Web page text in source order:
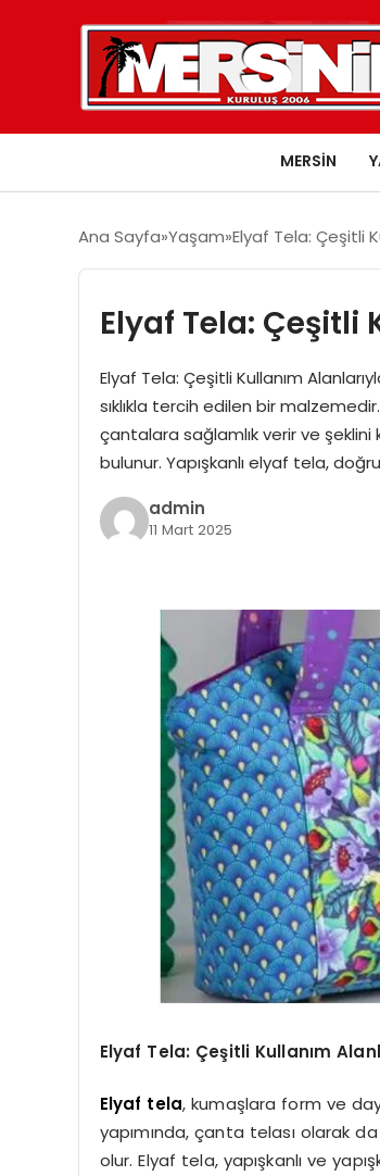
MERSIN
Ana Sayfa Yaşam Elyaf Tela: Çeşitli
Elyaf Tela: Çeşitli
Elyaf Tela: Çeşitli Kullanım
sıklıkla tercih edilen bir
çantalara sağlamlık verir ve şeklini
bulunur. Yapışkanlı elyaf tela,
admin
11 Mart 2025
Elyaf Tela: Çeşitli Kullanım
Elyaf tela, kumaşlara form ve
yapımında, çanta telası olarak
olur. Elyaf tela, yapışkanlı ve